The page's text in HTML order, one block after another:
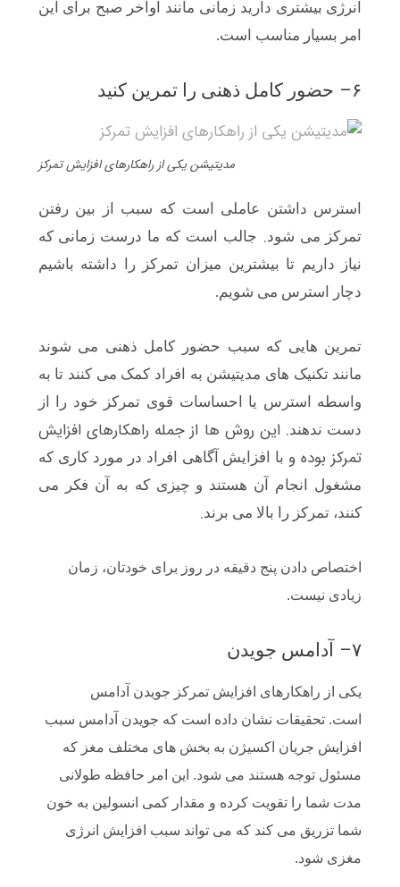
انرژی بیشتری دارید زمانی مانند اواخر صبح برای این
امر بسیار مناسب است.
۶– حضور کامل ذهنی را تمرین کنید
مدیتیشن یکی از راهکارهای افزایش تمرکز
استرس داشتن عاملی است که سبب از بین رفتن
تمرکز می شود. جالب است که ما درست زمانی که
نیاز داریم تا بیشترین میزان تمرکز را داشته باشیم
دچار استرس می شویم.
تمرین هایی که سبب حضور کامل ذهنی می شوند
مانند تکنیک های مدیتیشن به افراد کمک می کنند تا به
واسطه استرس یا احساسات قوی تمرکز خود را از
دست ندهند. این روش ها از جمله راهکارهای افزایش
تمرکز بوده و با افزایش آگاهی افراد در مورد کاری که
مشغول انجام آن هستند و چیزی که به آن فکر می
کنند، تمرکز را بالا می برند.
اختصاص دادن پنج دقیقه در روز برای خودتان، زمان
زیادی نیست.
۷– آدامس جویدن
یکی از راهکارهای افزایش تمرکز جویدن آدامس
است. تحقیقات نشان داده است که جویدن آدامس سبب
افزایش جریان اکسیژن به بخش های مختلف مغز که
مسئول توجه هستند می شود. این امر حافظه طولانی
مدت شما را تقویت کرده و مقدار کمی انسولین به خون
شما تزریق می کند که می تواند سبب افزایش انرژی
مغزی شود.